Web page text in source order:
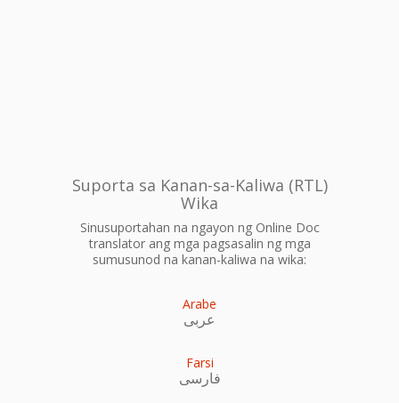
Suporta sa Kanan-sa-Kaliwa (RTL)
Wika
Sinusuportahan na ngayon ng Online Doc
translator ang mga pagsasalin ng mga
sumusunod na kanan-kaliwa na wika:
Arabe
عربى
Farsi
فارسی